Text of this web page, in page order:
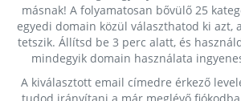
másnak! A folyamatosan bővülő 25
egyedi domain közül választhatod ki azt,
tetszik. Állítsd be 3 perc alatt, és
mindegyik domain használata
A kiválasztott email címedre érkező